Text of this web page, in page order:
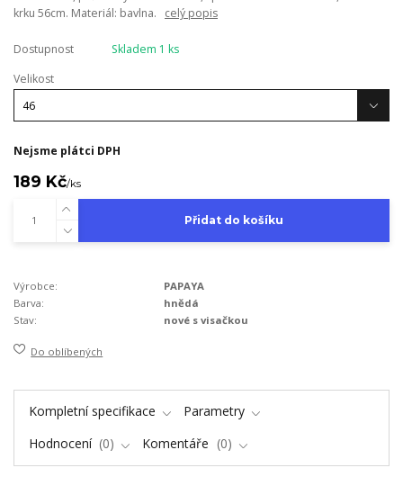
krku 56cm. Materiál: bavlna. celý popis
Dostupnost
Skladem 1 ks
Velikost
Nejsme plátci DPH
189 Kč/ks
Přidat do košíku
Výrobce:
PAPAYA
Barva:
hnědá
Stav:
nové s visačkou
Do oblíbených
Kompletní specifikace
Parametry
Hodnocení
0 Komentáře 0